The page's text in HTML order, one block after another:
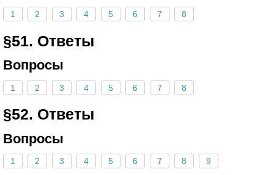
1 2 3 4 5 6 7 8
§51. Ответы
Вопросы
1 2 3 4 5 6 7 8
§52. Ответы
Вопросы
1 2 3 4 5 6 7 8 9